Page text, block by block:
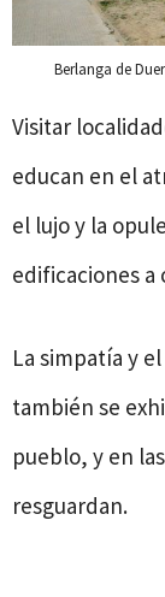
Berlanga de
Visitar
educan en el
el lujo y la
edificaciones a
La simpatía y
también se
pueblo, y en
resguardan.